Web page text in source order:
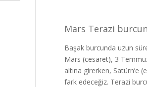
Mars Terazi
Başak burcunda uzun
Mars (cesaret), 3
altına girerken, Satürn’e
fark edeceğiz. Terazi